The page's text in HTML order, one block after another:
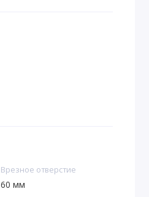
Врезное отверстие
60 мм